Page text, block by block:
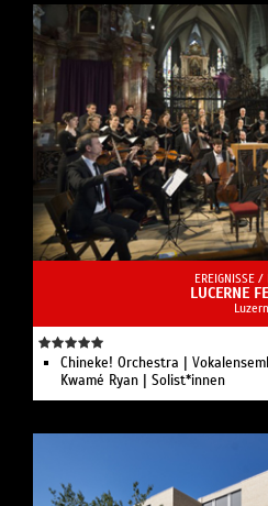
EREIGNISSE /
LUCERNE
Luzern
Chineke! Orchestra |
Kwamé Ryan | Solist*innen